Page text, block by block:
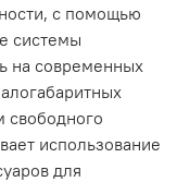
с помощью
системы
на современных
свободного
использование
для